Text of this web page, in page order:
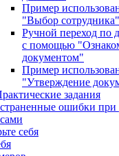
Пример
"Выбор сотрудника"
Ручной переход по
с помощью
документом"
Пример
"Утверждение
задания
ошибки при
себя